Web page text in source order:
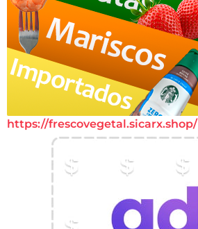
https://frescovegetal.sicarx.shop/